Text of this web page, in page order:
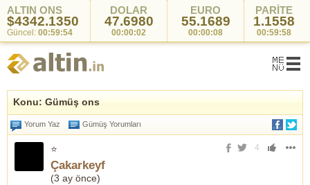
ALTIN ONS
$4342.1350
Güncel: 00:59:54
DOLAR
47.6980
00:00:02
EURO
55.1689
00:00:08
PARİTE
1.1558
00:59:58
Konu: Gümüş ons
Yorum Yaz Gümüş Yorumları
⭐
Çakarkeyf
(3 ay önce)
4